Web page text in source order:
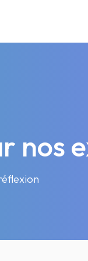
nos